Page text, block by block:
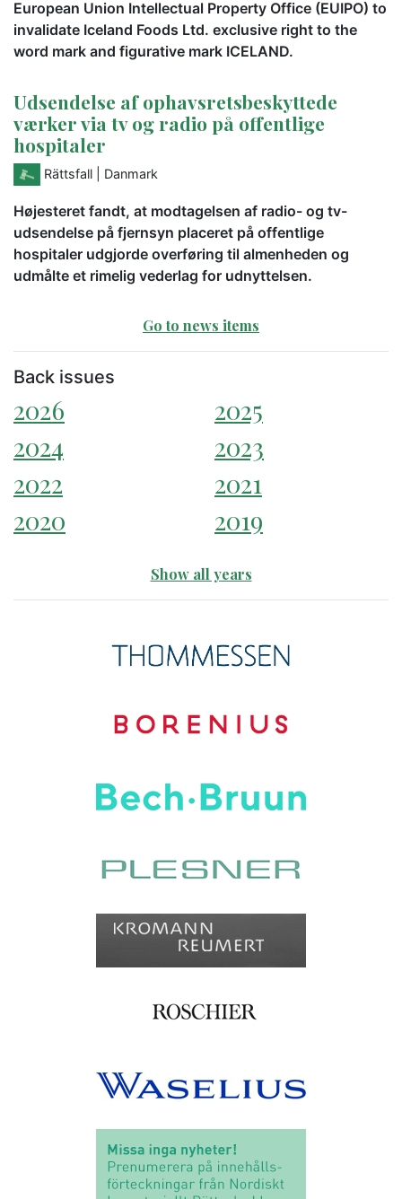
European Union Intellectual Property Office (EUIPO) to
invalidate Iceland Foods Ltd. exclusive right to the
word mark and figurative mark ICELAND.
Udsendelse af ophavsretsbeskyttede
værker via tv og radio på offentlige
hospitaler
Rättsfall | Danmark
Højesteret fandt, at modtagelsen af radio- og tv-
udsendelse på fjernsyn placeret på offentlige
hospitaler udgjorde overføring til almenheden og
udmålte et rimelig vederlag for udnyttelsen.
Go to news items
Back issues
2026
2025
2024
2023
2022
2021
2020
2019
Show all years